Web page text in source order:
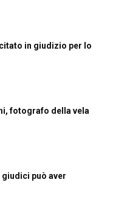
in giudizio per lo
fotografo della vela
giudici può aver